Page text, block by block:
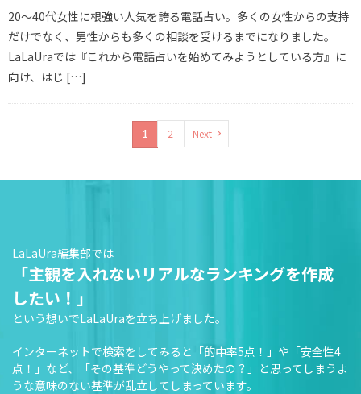
20～40代女性に根強い人気を誇る電話占い。多くの女性からの支持
だけでなく、男性からも多くの相談を受けるまでになりました。
LaLaUraでは『これから電話占いを始めてみようとしている方』に
向け、はじ […]
1 2 Next
LaLaUra編集部では
「主観を入れないリアルなランキングを作成
したい！」
という想いでLaLaUraを立ち上げました。
インターネットで検索をしてみると「的中率5点！」や「安全性4
点！」など、「その基準どうやって決めたの？」と思ってしまうよ
うな意味のない基準が乱立してしまっています。